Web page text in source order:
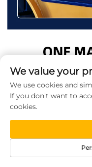
We value your
We use cookies and
If you don't want to
cookies.